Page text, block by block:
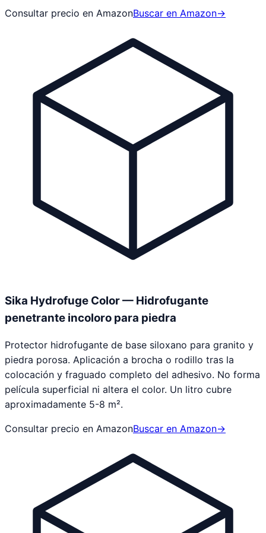
Consultar precio en AmazonBuscar en Amazon→
Sika Hydrofuge Color — Hidrofugante
penetrante incoloro para piedra
Protector hidrofugante de base siloxano para granito y
piedra porosa. Aplicación a brocha o rodillo tras la
colocación y fraguado completo del adhesivo. No forma
película superficial ni altera el color. Un litro cubre
aproximadamente 5-8 m².
Consultar precio en AmazonBuscar en Amazon→